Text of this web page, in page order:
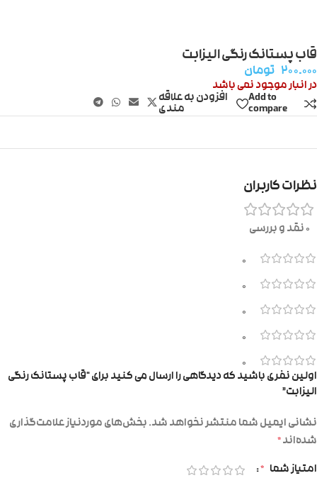
قاب پستانک رنگی الیزابت
۲۰۰.۰۰۰ تومان
در انبار موجود نمی باشد
Add to
compare
افزودن به علاقه
مندی
نظرات کاربران
0 نقد و بررسی
0
0
0
0
0
اولین نفری باشید که دیدگاهی را ارسال می کنید برای “قاب پستانک رنگی
الیزابت”
نشانی ایمیل شما منتشر نخواهد شد.بخش‌های موردنیاز علامت‌گذاری
شده‌اند*
امتیاز شما *